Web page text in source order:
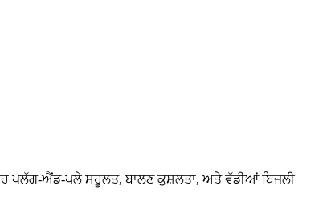
ਪਲੱਗ-ਐਂਡ-ਪਲੇ ਸਹੂਲਤ, ਬਾਲਣ ਕੁਸ਼ਲਤਾ, ਅਤੇ ਵੱਡੀਆਂ ਬਿਜਲੀ